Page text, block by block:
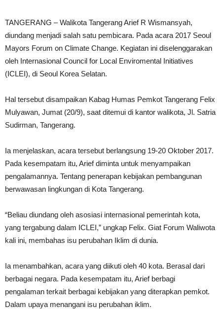
TANGERANG – Walikota Tangerang Arief R Wismansyah,
diundang menjadi salah satu pembicara. Pada acara 2017 Seoul
Mayors Forum on Climate Change. Kegiatan ini diselenggarakan
oleh Internasional Council for Local Enviromental Initiatives
(ICLEI), di Seoul Korea Selatan.
Hal tersebut disampaikan Kabag Humas Pemkot Tangerang Felix
Mulyawan, Jumat (20/9), saat ditemui di kantor walikota, Jl. Satria
Sudirman, Tangerang.
Ia menjelaskan, acara tersebut berlangsung 19-20 Oktober 2017.
Pada kesempatam itu, Arief diminta untuk menyampaikan
pengalamannya. Tentang penerapan kebijakan pembangunan
berwawasan lingkungan di Kota Tangerang.
“Beliau diundang oleh asosiasi internasional pemerintah kota,
yang tergabung dalam ICLEI,” ungkap Felix. Giat Forum Waliwota
kali ini, membahas isu perubahan Iklim di dunia.
Ia menambahkan, acara yang diikuti oleh 40 kota. Berasal dari
berbagai negara. Pada kesempatam itu, Arief berbagi
pengalaman terkait berbagai kebijakan yang diterapkan pemkot.
Dalam upaya menangani isu perubahan iklim.